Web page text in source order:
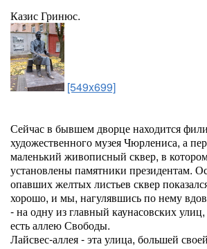
Казис Гринюс.
[549x699]
Сейчас в бывшем дворце находится
художественного музея Чюрлениса, а
маленький живописный сквер, в
установлены памятники президентам.
опавших желтых листьев сквер
хорошо, и мы, нагулявшись по нему
- на одну из главный каунасовских
есть аллею Свободы.
Лайсвес-аллея - эта улица, большей